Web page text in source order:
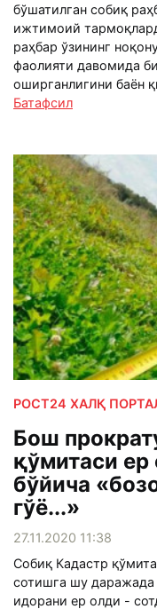
бўшатилган собиқ
ижтимоий
раҳбар ўзининг
фаолияти давомида
оширганлигини баён
Батафсил
РОСТ24 ХАЛҚ
Бош
қўмитаси
бўйича
гўё...»
27.11.2020 11:38
Собиқ Кадастр
сотишга шу даражада
идорани ер олди -